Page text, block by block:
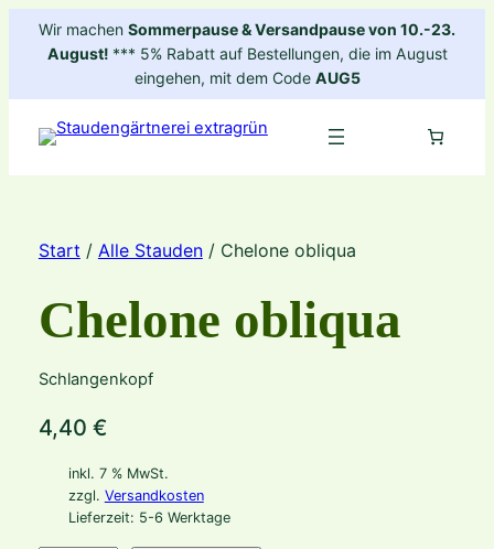
ZumWir machen Sommerpause & Versandpause von 10.-23.
August! *** 5% Rabatt auf Bestellungen, die im August
eingehen, mit dem Code AUG5
Start / Alle Stauden/ Chelone obliqua
Chelone obliqua
Schlangenkopf
4,40 €
inkl. 7 % MwSt.
zzgl. Versandkosten
Lieferzeit: 5-6 Werktage